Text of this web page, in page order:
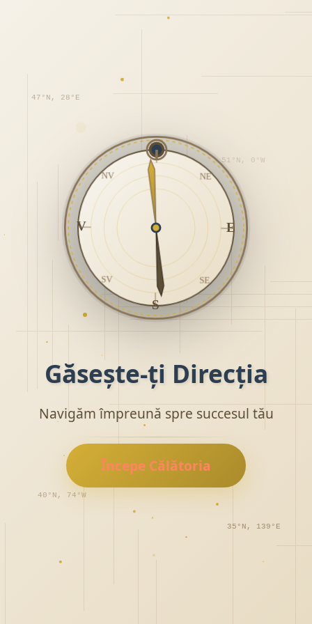
47°N, 28°E
51°N, 0°W
40°N, 74°W
35°N, 139°E
N
E
S
V
NE
SE
SV
NV
Găsește-ți Direcția
Navigăm împreună spre succesul tău
Începe Călătoria